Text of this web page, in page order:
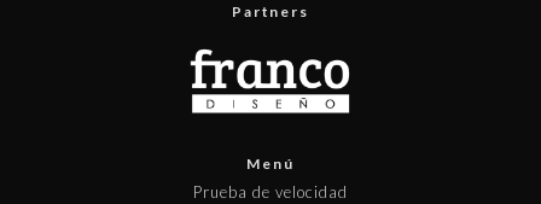
Partners
Menú
Prueba de velocidad